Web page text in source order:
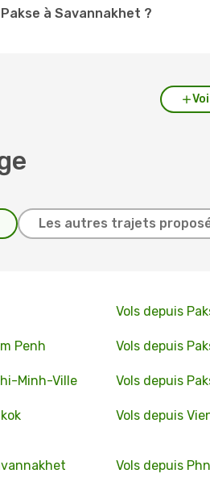
à Savannakhet ?
Les autres trajets
Vols depuis
Penh Vols depuis
Minh-Ville Vols depuis
Vols depuis
Vols depuis